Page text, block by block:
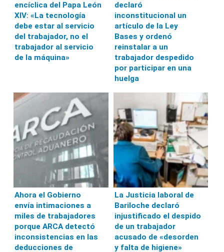
encíclica del Papa León
XIV: «La tecnología
debe estar al servicio
del trabajador, no el
trabajador al servicio
de la máquina»
declaró
inconstitucional un
artículo de la Ley
Bases y ordenó
reinstalar a un
trabajador despedido
por participar en una
huelga
Ahora el Gobierno
envía intimaciones a
miles de trabajadores
porque ARCA detectó
inconsistencias en las
deducciones de
La Justicia laboral de
Bariloche declaró
injustificado el despido
de un trabajador
acusado de «desorden
y falta de higiene»